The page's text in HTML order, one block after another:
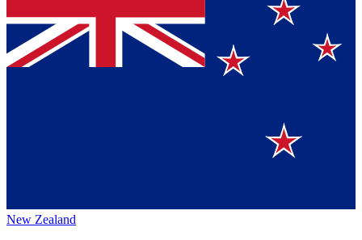
New Zealand